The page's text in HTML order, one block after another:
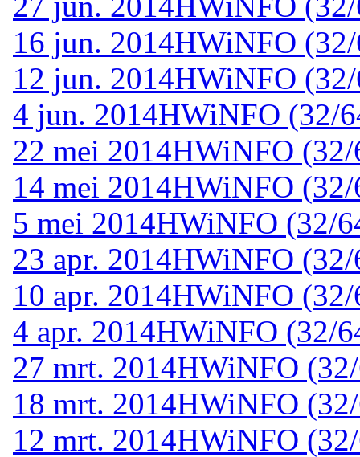
16 jun. 2014HWiNFO
12 jun. 2014HWiNFO
4 jun. 2014HWiNFO (32/
22 mei 2014HWiNFO
14 mei 2014HWiNFO
5 mei 2014HWiNFO (32/
23 apr. 2014HWiNFO
10 apr. 2014HWiNFO
4 apr. 2014HWiNFO (32/
27 mrt. 2014HWiNFO
18 mrt. 2014HWiNFO
12 mrt. 2014HWiNFO